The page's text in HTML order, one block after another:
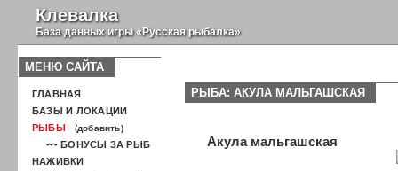
Клевалка
База данных игры «Русская рыбалка»
РЫБА: АКУЛА МАЛЬГАШСКАЯ
Акула мальгашская
МЕНЮ САЙТА
ГЛАВНАЯ
БАЗЫ И ЛОКАЦИИ
РЫБЫ
(добавить)
--- БОНУСЫ ЗА РЫБ
НАЖИВКИ